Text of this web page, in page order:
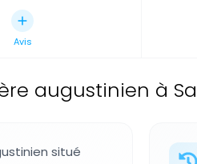
Avis
augustinien à
situé